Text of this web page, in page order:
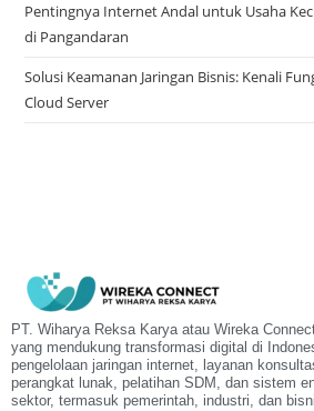
Pentingnya Internet Andal untuk Usaha
di Pangandaran
Solusi Keamanan Jaringan Bisnis: Kenali
Cloud Server
PT. Wiharya Reksa Karya atau Wireka
yang mendukung transformasi digital di
pengelolaan jaringan internet, layanan
perangkat lunak, pelatihan SDM, dan sistem
sektor, termasuk pemerintah, industri, dan